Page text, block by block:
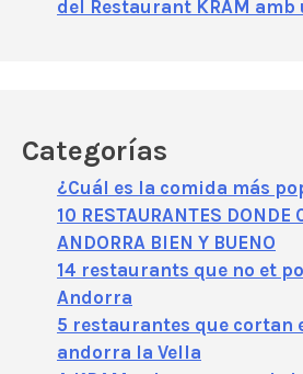
del Restaurant KRAM amb
Categorías
¿Cuál es la comida más
10 RESTAURANTES DONDE
ANDORRA BIEN Y BUENO
14 restaurants que no et
Andorra
5 restaurantes que cortan
andorra la Vella